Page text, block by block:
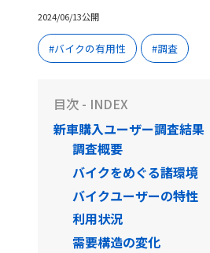
2024/06/13公開
バイクの有用性 調査
目次 - INDEX
新車購入ユーザー調査結果
調査概要
バイクをめぐる諸環境
バイクユーザーの特性
利用状況
需要構造の変化